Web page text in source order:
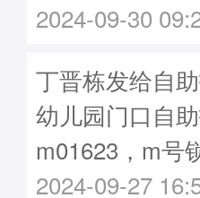
2024-09-30
丁晋栋发给自
幼儿园门口自
m01623，m号
2024-09-27